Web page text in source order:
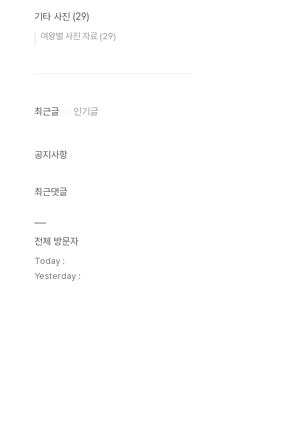
기타 사진 (29)
여왕벌 사진 자료 (29)
최근글 인기글
공지사항
최근댓글
전체 방문자
Today :
Yesterday :